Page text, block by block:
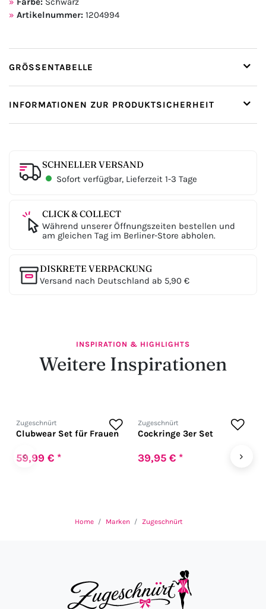
Artikelnummer: 1204994
GRÖSSENTABELLE
INFORMATIONEN ZUR PRODUKTSICHERHEIT
SCHNELLER VERSAND
Sofort verfügbar, Lieferzeit 1-3 Tage
CLICK & COLLECT
Während unserer Öffnungszeiten bestellen und
am gleichen Tag im Berliner-Store abholen.
DISKRETE VERPACKUNG
Versand nach Deutschland ab 5,90 €
INSPIRATION & HIGHLIGHTS
Weitere Inspirationen
‹
Zugeschnürt
Clubwear Set für Frauen
59,99 € *
Zugeschnürt
Cockringe 3er Set
39,95 € * ›
Home Marken Zugeschnürt